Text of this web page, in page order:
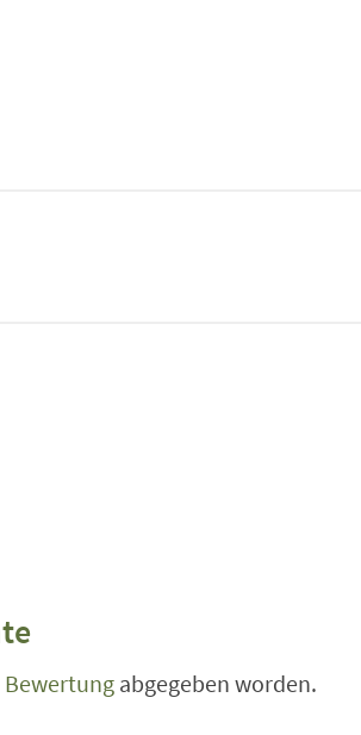
Bewertung abgegeben worden.